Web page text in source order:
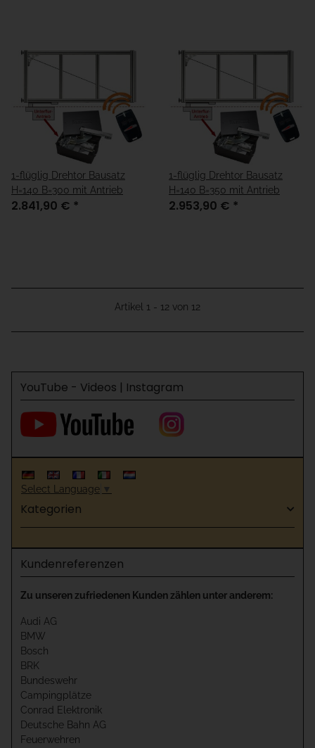
1-flüglig Drehtor Bausatz
H=140 B=300 mit Antrieb
2.841,90 € *
1-flüglig Drehtor Bausatz
H=140 B=350 mit Antrieb
2.953,90 € *
Artikel 1 - 12 von 12
YouTube - Videos | Instagram
Select Language ▼
Kategorien
Kundenreferenzen
Zu unseren zufriedenen Kunden zählen unter anderem:
Audi AG
BMW
Bosch
BRK
Bundeswehr
Campingplätze
Conrad Elektronik
Deutsche Bahn AG
Feuerwehren